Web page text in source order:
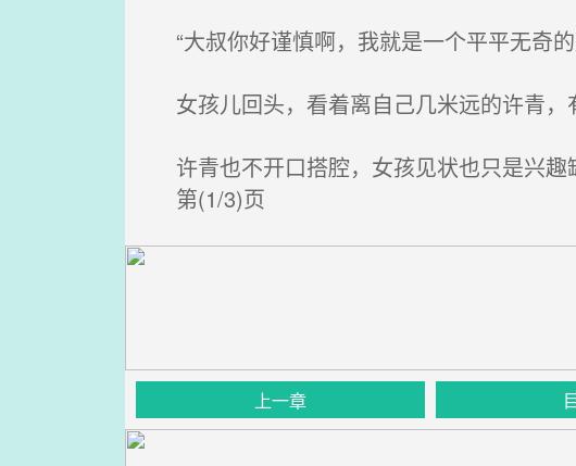
“大叔你好谨慎啊，我就是一个平平无奇
女孩儿回头，看着离自己几米远的许青，
许青也不开口搭腔，女孩见状也只是兴趣
第(1/3)页
上一章